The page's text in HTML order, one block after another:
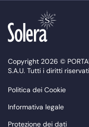
Copyright 2026 ©
S.A.U. Tutti i diritti
Politica dei Cookie
Informativa legale
Protezione dei dati